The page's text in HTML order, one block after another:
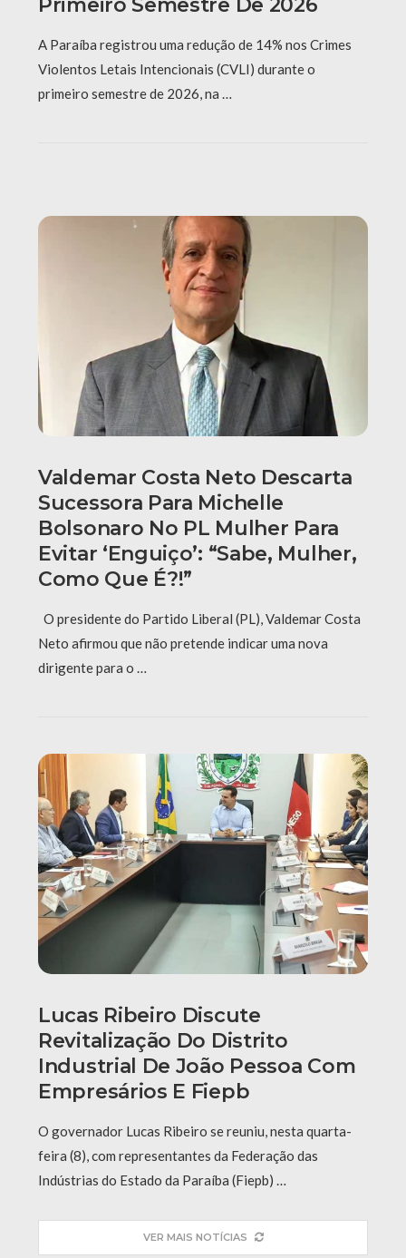
Primeiro Semestre De 2026
A Paraíba registrou uma redução de 14% nos Crimes
Violentos Letais Intencionais (CVLI) durante o
primeiro semestre de 2026, na …
Valdemar Costa Neto Descarta
Sucessora Para Michelle
Bolsonaro No PL Mulher Para
Evitar ‘enguiço’: “Sabe, Mulher,
Como Que É?!”
O presidente do Partido Liberal (PL), Valdemar Costa
Neto afirmou que não pretende indicar uma nova
dirigente para o …
Lucas Ribeiro Discute
Revitalização Do Distrito
Industrial De João Pessoa Com
Empresários E Fiepb
O governador Lucas Ribeiro se reuniu, nesta quarta-
feira (8), com representantes da Federação das
Indústrias do Estado da Paraíba (Fiepb) …
VER MAIS NOTÍCIAS